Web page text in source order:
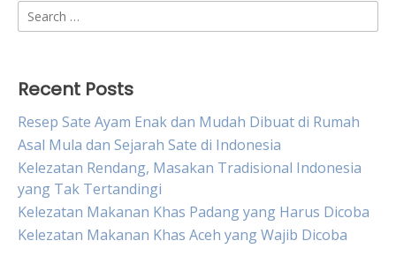
Search
for:
Recent Posts
Resep Sate Ayam Enak dan Mudah Dibuat di Rumah
Asal Mula dan Sejarah Sate di Indonesia
Kelezatan Rendang, Masakan Tradisional Indonesia
yang Tak Tertandingi
Kelezatan Makanan Khas Padang yang Harus Dicoba
Kelezatan Makanan Khas Aceh yang Wajib Dicoba